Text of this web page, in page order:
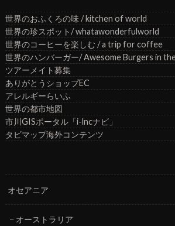
世界のおふくろの味 / kitchen of world
世界の珍スポット/ whatawonderfulworld
世界のコーヒーを楽しむ / a trip for coffee
世界のハンバーガー/ Awesome Burgers in
ツアーメイト募集
ありがとうショップEC
アレルギーらいふ
世界の都市地図
市川GISポータル「i-lncナビ」
タビマップ海外コンテンツ
オセアニア
オーストラリア